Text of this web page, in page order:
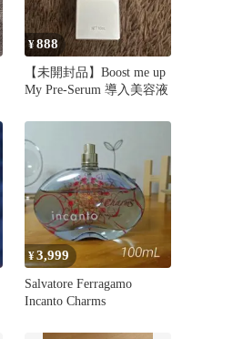
¥888
【未開封品】Boost me up
My Pre-Serum 導入美容液
¥3,999
Salvatore Ferragamo
Incanto Charms